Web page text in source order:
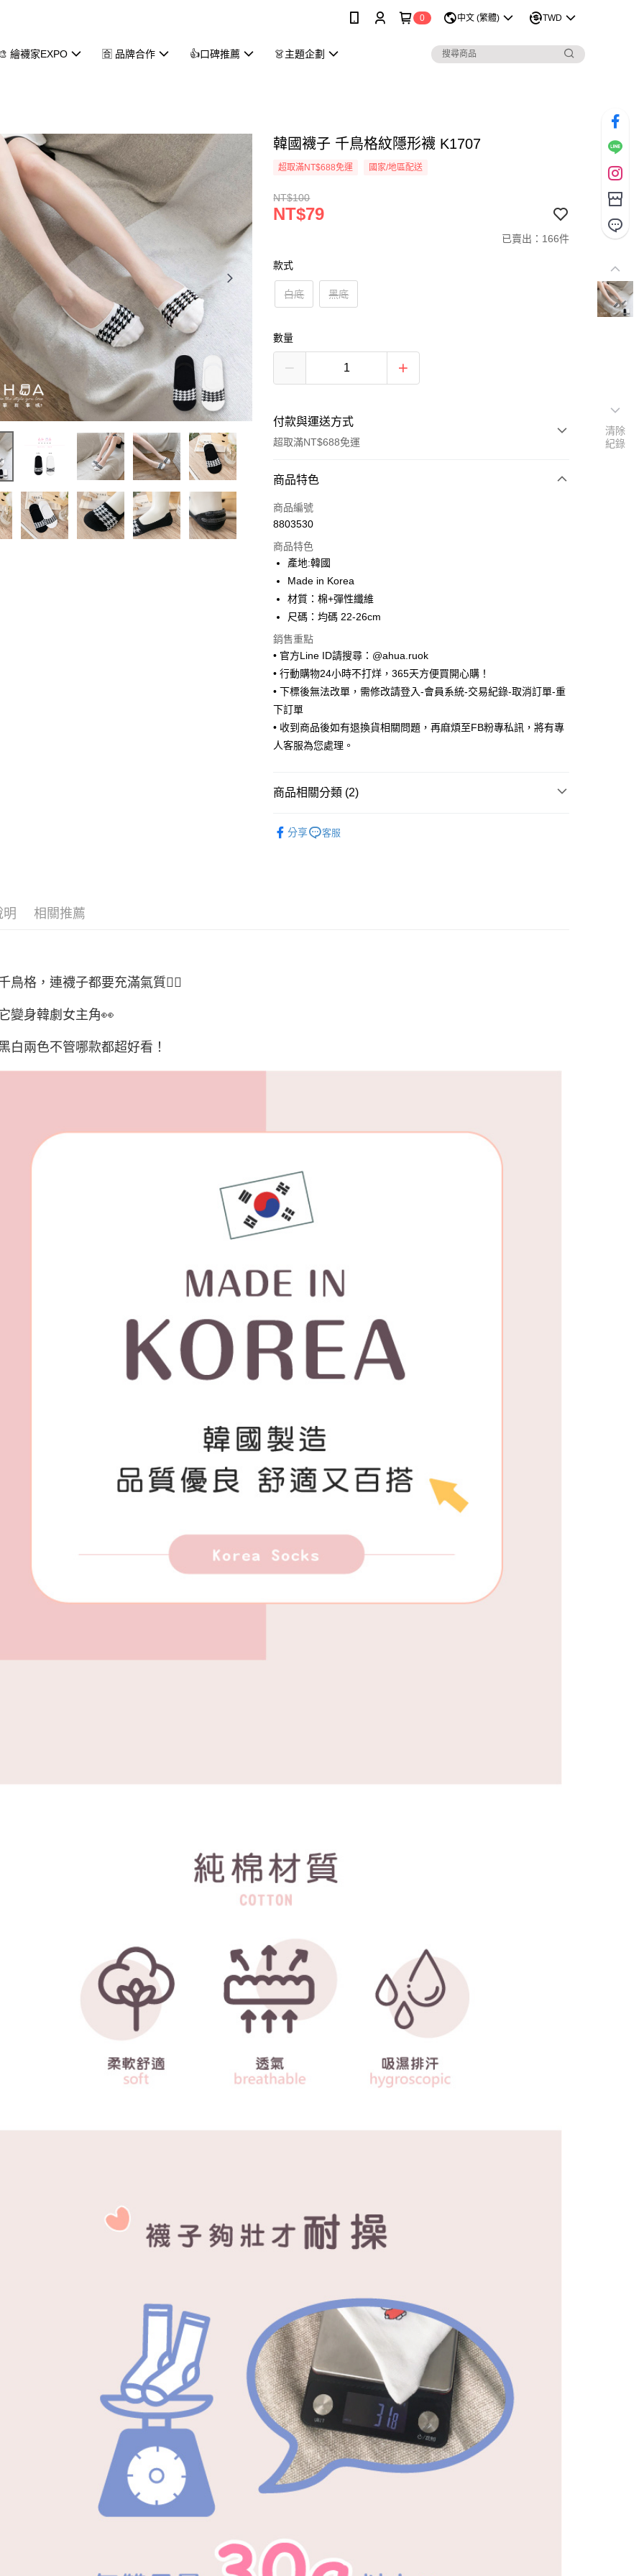
0 中文 (繁體) TWD
繪襪家EXPO 🈴 品牌合作 👍口碑推薦 👗主題企劃
韓國襪子 千鳥格紋隱形襪 K1707
超取滿NT$688免運 國家/地區配送
NT$100
NT$79
已賣出：166件
款式
白底 黑底
數量
付款與運送方式
超取滿NT$688免運
付款方式
信用卡一次付款
LINE Pay
Apple Pay
街口支付
悠遊付
運送方式
全家取貨付款
付款後全家取貨
7-11取貨付款
商品特色
商品編號
8803530
商品特色
產地:韓國
Made in Korea
材質：棉+彈性纖維
尺碼：均碼 22-26cm
銷售重點
• 官方Line ID請搜尋：@ahua.ruok
• 行動購物24小時不打烊，365天方便買開心購！
• 下標後無法改單，需修改請登入-會員系統-交易紀錄-取消訂單-重
下訂單
• 收到商品後如有退換貨相關問題，再麻煩至FB粉專私訊，將有專
人客服為您處理。
商品相關分類 (2)
分享 客服
明 相關推薦
鳥格，連襪子都要充滿氣質👌🏻
變身韓劇女主角👀
白兩色不管哪款都超好看！
清除
紀錄